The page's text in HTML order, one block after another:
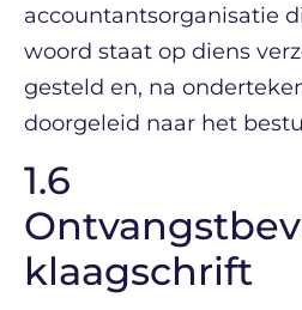
accountantsorganisatie
woord staat op diens
gesteld en, na
doorgeleid naar het
1.6
klaagschrift